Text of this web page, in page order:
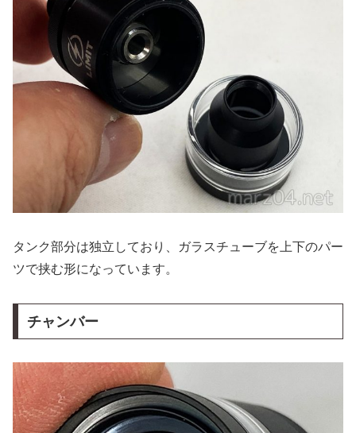
タンク部分は独立しており、ガラスチューブを上下のパー
ツで挟む形になっています。
チャンバー